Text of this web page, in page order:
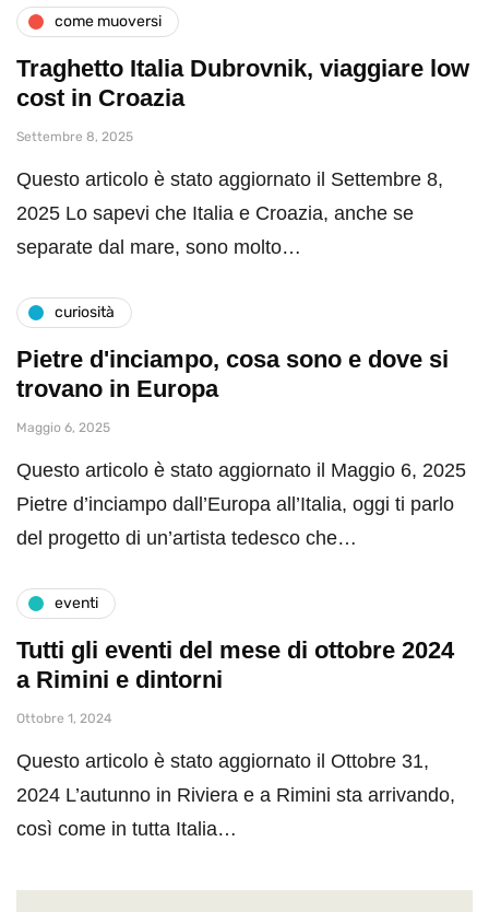
come muoversi
Traghetto Italia Dubrovnik, viaggiare low
cost in Croazia
Settembre 8, 2025
Questo articolo è stato aggiornato il Settembre 8,
2025 Lo sapevi che Italia e Croazia, anche se
separate dal mare, sono molto…
curiosità
Pietre d'inciampo, cosa sono e dove si
trovano in Europa
Maggio 6, 2025
Questo articolo è stato aggiornato il Maggio 6, 2025
Pietre d’inciampo dall’Europa all’Italia, oggi ti parlo
del progetto di un’artista tedesco che…
eventi
Tutti gli eventi del mese di ottobre 2024
a Rimini e dintorni
Ottobre 1, 2024
Questo articolo è stato aggiornato il Ottobre 31,
2024 L’autunno in Riviera e a Rimini sta arrivando,
così come in tutta Italia…